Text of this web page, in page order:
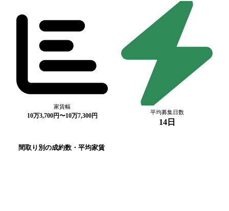
家賃幅
10万3,700円〜10万7,300円
平均募集日数
14日
間取り別の成約数・平均家賃